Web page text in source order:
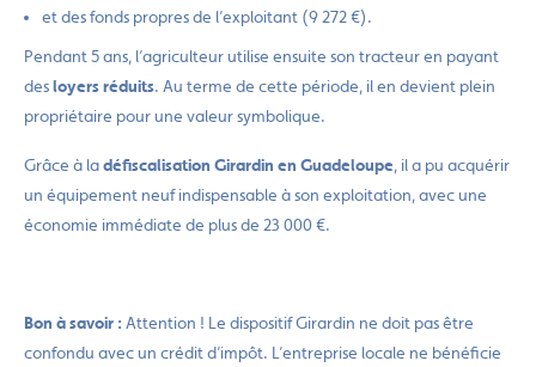
et des fonds propres de l’exploitant (9 272 €).
Pendant 5 ans, l’agriculteur utilise ensuite son tracteur en payant
desloyers réduits. Au terme de cette période, il en devient plein
propriétaire pour une valeur symbolique.
Grâce à ladéfiscalisation Girardin en Guadeloupe, il a pu acquérir
un équipement neuf indispensable à son exploitation, avec une
économie immédiate de plus de 23 000 €.
Bon à savoir : Attention ! Le dispositif Girardin ne doit pas être
confondu avec un crédit d’impôt. L’entreprise locale ne bénéficie